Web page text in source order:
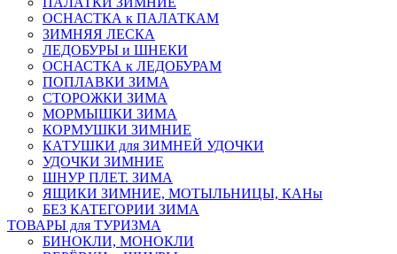
ОСНАСТКА к ПАЛАТКАМ
ЗИМНЯЯ ЛЕСКА
ЛЕДОБУРЫ и ШНЕКИ
ОСНАСТКА к ЛЕДОБУРАМ
ПОПЛАВКИ ЗИМА
СТОРОЖКИ ЗИМА
МОРМЫШКИ ЗИМА
КОРМУШКИ ЗИМНИЕ
КАТУШКИ для ЗИМНЕЙ УДОЧКИ
УДОЧКИ ЗИМНИЕ
ШНУР ПЛЕТ. ЗИМА
ЯЩИКИ ЗИМНИЕ, МОТЫЛЬНИЦЫ, КАНы
БЕЗ КАТЕГОРИИ ЗИМА
ТОВАРЫ для ТУРИЗМА
БИНОКЛИ, МОНОКЛИ